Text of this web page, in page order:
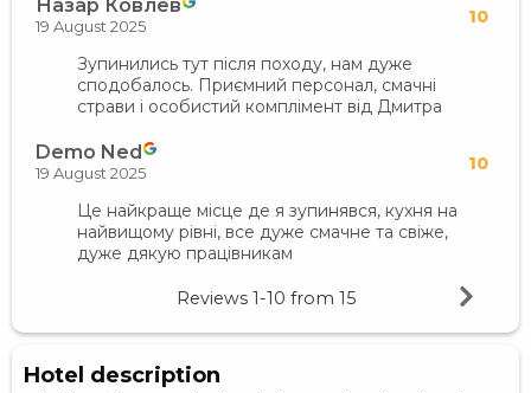
Назар Ковлев 10
19 August 2025
Зупинились тут після походу, нам дуже
сподобалось. Приємний персонал, смачні
страви і особистий комплімент від Дмитра
Demo Ned 10
19 August 2025
Це найкраще місце де я зупинявся, кухня на
найвищому рівні, все дуже смачне та свіже,
дуже дякую працівникам
Reviews 1-10 from 15
Hotel description